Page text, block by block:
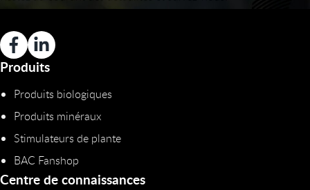
Produits
Produits biologiques
Produits minéraux
Stimulateurs de plante
BAC Fanshop
Centre de connaissances